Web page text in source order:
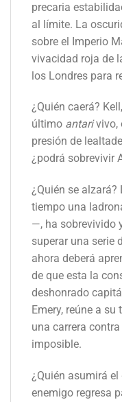
precaria
al límite. La
sobre el Imperio
vivacidad roja de
los Londres para
¿Quién caerá?
último antarivivo,
presión de
¿podrá sobrevivir
¿Quién se
tiempo una
—, ha sobrevivido
superar una serie
ahora deberá
de que esta la
deshonrado
Emery, reúne a
una carrera
imposible.
¿Quién asumirá
enemigo regresa